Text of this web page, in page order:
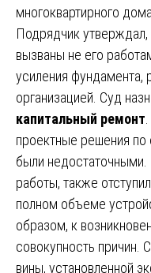
многоквартирного
Подрядчик
вызваны не его
усиления фундамента,
организацией. Суд
капитальный ремонт
проектные решения
были
работы, также
полном объеме
образом, к
совокупность причин.
вины, установленной